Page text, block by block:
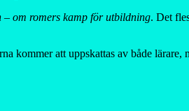
– om romers kamp för utbildning. Det
kommer att uppskattas av både